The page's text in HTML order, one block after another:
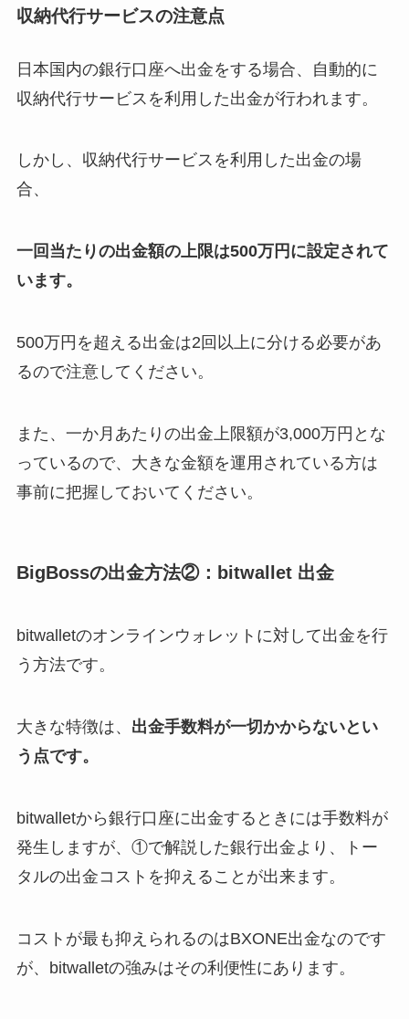
収納代行サービスの注意点
日本国内の銀行口座へ出金をする場合、自動的に
収納代行サービスを利用した出金が行われます。
しかし、収納代行サービスを利用した出金の場
合、
一回当たりの出金額の上限は500万円に設定されて
います。
500万円を超える出金は2回以上に分ける必要があ
るので注意してください。
また、一か月あたりの出金上限額が3,000万円とな
っているので、大きな金額を運用されている方は
事前に把握しておいてください。
BigBossの出金方法②：bitwallet 出金
bitwalletのオンラインウォレットに対して出金を行
う方法です。
大きな特徴は、 出金手数料が一切かからないとい
う点です。
bitwalletから銀行口座に出金するときには手数料が
発生しますが、①で解説した銀行出金より、トー
タルの出金コストを抑えることが出来ます。
コストが最も抑えられるのはBXONE出金なのです
が、bitwalletの強みはその利便性にあります。